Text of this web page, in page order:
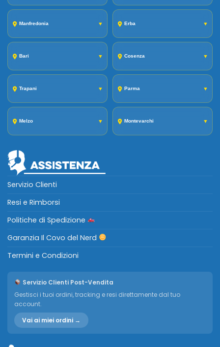
Manfredonia ▼ Erba ▼
Bari ▼ Cosenza ▼
Trapani ▼ Parma ▼
Melzo ▼ Montevarchi ▼
Servizio Clienti
Resi e Rimborsi
Politiche di Spedizione
Garanzia Il Covo del Nerd
Termini e Condizioni
Servizio Clienti Post-Vendita
Gestisci i tuoi ordini, tracking e resi direttamente dal tuo
account.
Vai ai miei ordini →